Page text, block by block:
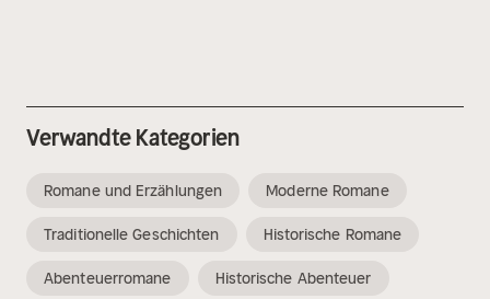
Verwandte Kategorien
Romane und Erzählungen Moderne Romane
Traditionelle Geschichten Historische Romane
Abenteuerromane Historische Abenteuer